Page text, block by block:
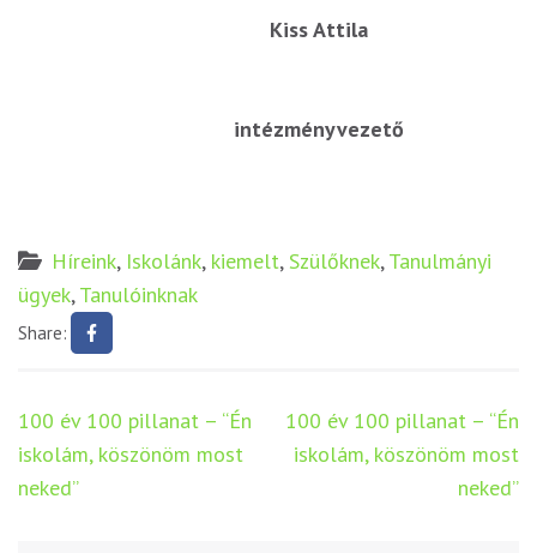
Kiss Attila
intézményvezető
Híreink, Iskolánk, kiemelt, Szülőknek,Tanulmányi
ügyek,Tanulóinknak
Share:
Bejegyzés
navigáció
100 év 100 pillanat – “Én
iskolám, köszönöm most
neked”
100 év 100 pillanat – “Én
iskolám, köszönöm most
neked”